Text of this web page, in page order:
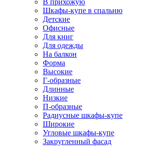
В прихожую
Шкафы-купе в спальню
Детские
Офисные
Для книг
Для одежды
На балкон
Форма
Высокие
Г-образные
Длинные
Низкие
П-образные
Радиусные шкафы-купе
Широкие
Угловые шкафы-купе
Закругленный фасад